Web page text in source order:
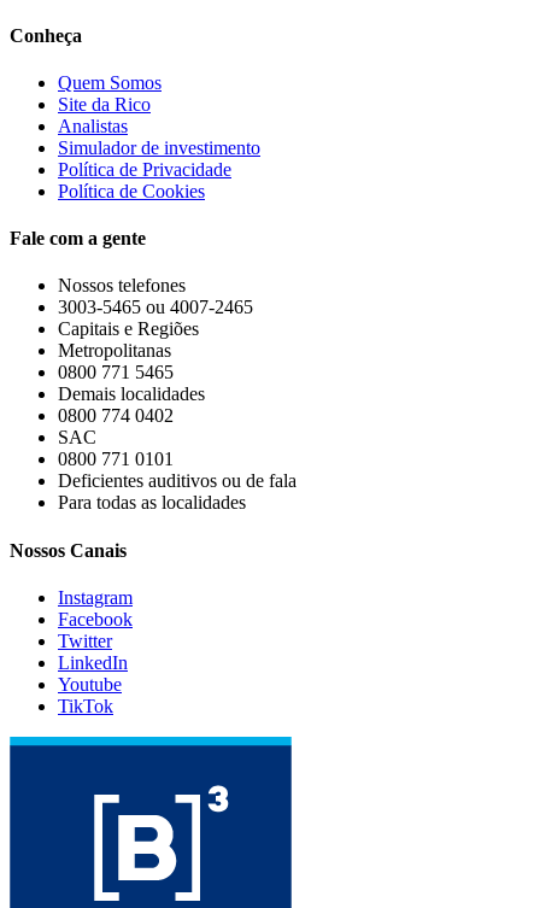
Conheça
Quem Somos
Site da Rico
Analistas
Simulador de investimento
Política de Privacidade
Política de Cookies
Fale com a gente
Nossos telefones
3003-5465 ou 4007-2465
Capitais e Regiões
Metropolitanas
0800 771 5465
Demais localidades
0800 774 0402
SAC
0800 771 0101
Deficientes auditivos ou de fala
Para todas as localidades
Nossos Canais
Instagram
Facebook
Twitter
LinkedIn
Youtube
TikTok